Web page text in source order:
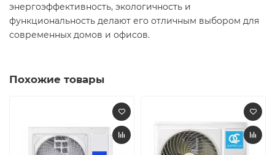
энергоэффективность, экологичность и
функциональность делают его отличным выбором для
современных домов и офисов.​
Похожие товары